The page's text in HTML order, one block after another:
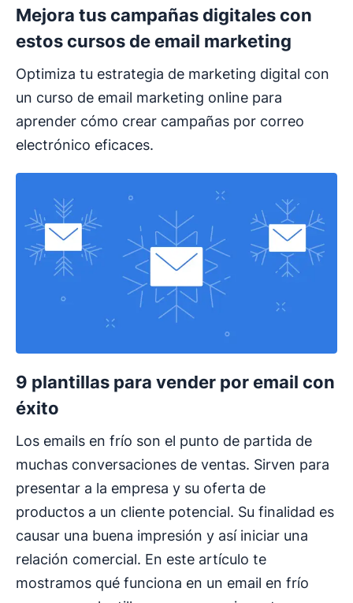
Mejora tus campañas digitales con
estos cursos de email marketing
Optimiza tu estrategia de marketing digital con
un curso de email marketing online para
aprender cómo crear campañas por correo
electrónico eficaces.
9 plantillas para vender por email con
éxito
Los emails en frío son el punto de partida de
muchas conversaciones de ventas. Sirven para
presentar a la empresa y su oferta de
productos a un cliente potencial. Su finalidad es
causar una buena impresión y así iniciar una
relación comercial. En este artículo te
mostramos qué funciona en un email en frío